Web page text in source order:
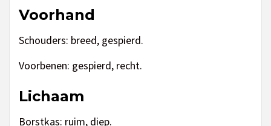
Voorhand
Schouders: breed, gespierd.
Voorbenen: gespierd, recht.
Lichaam
Borstkas: ruim, diep.